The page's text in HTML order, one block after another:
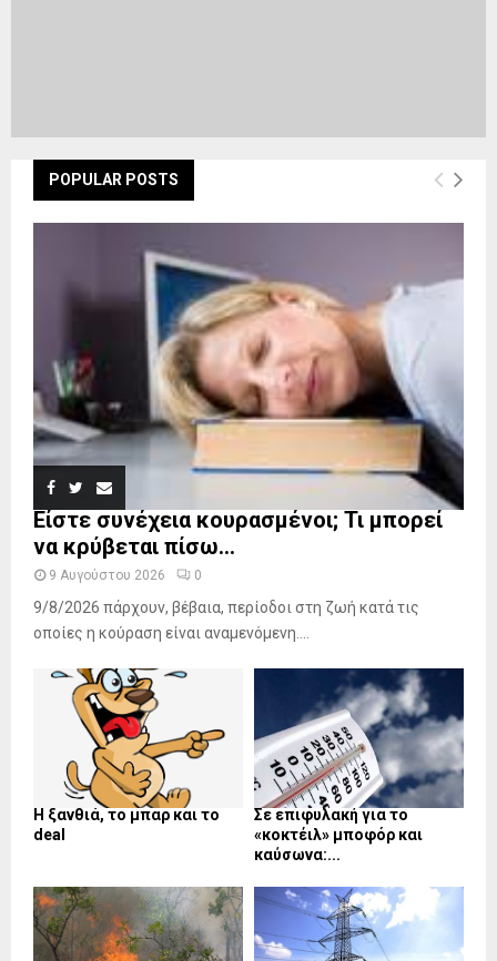
POPULAR POSTS
Είστε συνέχεια κουρασμένοι; Τι μπορεί
να κρύβεται πίσω...
9 Αυγούστου 2026 0
9/8/2026 πάρχουν, βέβαια, περίοδοι στη ζωή κατά τις
οποίες η κούραση είναι αναμενόμενη....
Η ξανθιά, το μπαρ και το
deal
Σε επιφυλακή για το
«κοκτέιλ» μποφόρ και
καύσωνα:...